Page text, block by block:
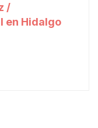
/
en Hidalgo